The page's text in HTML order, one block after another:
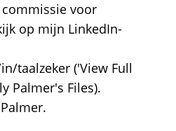
voor
op mijn LinkedIn-
taalzeker ('View Full
Palmer's Files).